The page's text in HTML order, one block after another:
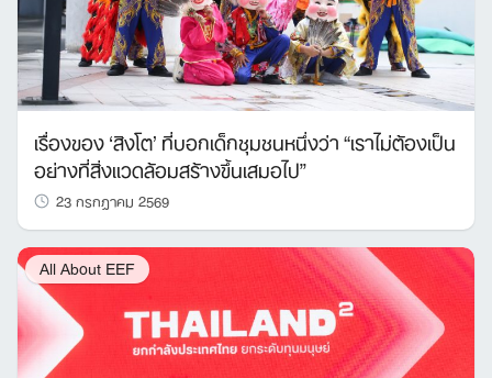
เรื่องของ ‘สิงโต’ ที่บอกเด็กชุมชนหนึ่งว่า “เราไม่ต้องเป็น
อย่างที่สิ่งแวดล้อมสร้างขึ้นเสมอไป”
23 กรกฎาคม 2569
All About EEF